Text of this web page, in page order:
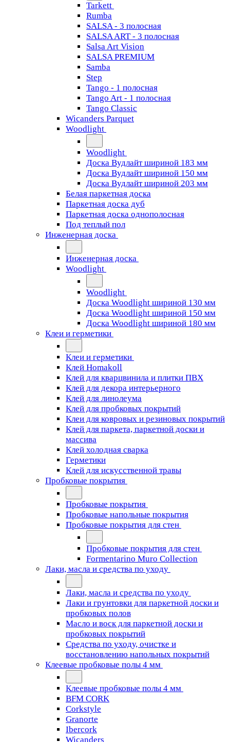
Tarkett
Rumba
SALSA - 3 полосная
SALSA ART - 3 полосная
Salsa Art Vision
SALSA PREMIUM
Samba
Step
Tango - 1 полосная
Tango Art - 1 полосная
Tango Classiс
Wicanders Parquet
Woodlight
Woodlight
Доска Вудлайт шириной 183 мм
Доска Вудлайт шириной 150 мм
Доска Вудлайт шириной 203 мм
Белая паркетная доска
Паркетная доска дуб
Паркетная доска однополосная
Под теплый пол
Инженерная доска
Инженерная доска
Woodlight
Woodlight
Доска Woodlight шириной 130 мм
Доска Woodlight шириной 150 мм
Доска Woodlight шириной 180 мм
Клеи и герметики
Клеи и герметики
Клей Homakoll
Клей для кварцвинила и плитки ПВХ
Клей для декора интерьерного
Клей для линолеума
Клей для пробковых покрытий
Клеи для ковровых и резиновых покрытий
Клей для паркета, паркетной доски и
массива
Клей холодная сварка
Герметики
Клей для искусственной травы
Пробковые покрытия
Пробковые покрытия
Пробковые напольные покрытия
Пробковые покрытия для стен
Пробковые покрытия для стен
Formentarino Muro Collection
Лаки, масла и средства по уходу
Лаки, масла и средства по уходу
Лаки и грунтовки для паркетной доски и
пробковых полов
Масло и воск для паркетной доски и
пробковых покрытий
Средства по уходу, очистке и
восстановлению напольных покрытий
Клеевые пробковые полы 4 мм
Клеевые пробковые полы 4 мм
BFM CORK
Corkstyle
Granorte
Ibercork
Wicanders